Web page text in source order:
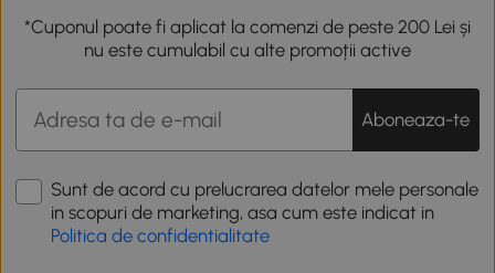
*Cuponul poate fi aplicat la comenzi de peste 200 Lei și
nu este cumulabil cu alte promoții active
Aboneaza-te
Sunt de acord cu prelucrarea datelor mele personale
in scopuri de marketing, asa cum este indicat in
Politica de confidentialitate